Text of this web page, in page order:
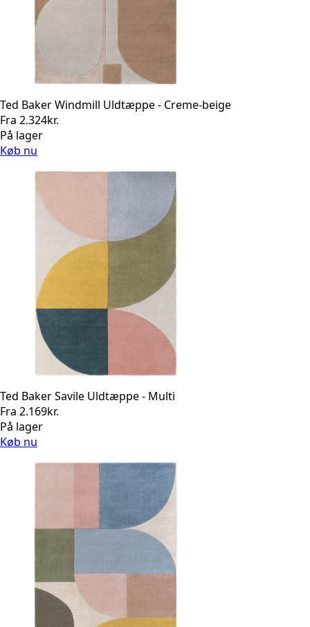
Ted Baker Windmill Uldtæppe - Creme-beige
Fra 2.324kr.
På lager
Køb nu
Ted Baker Savile Uldtæppe - Multi
Fra 2.169kr.
På lager
Køb nu